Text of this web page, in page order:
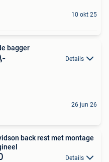
10 okt 25
bagger
Details
26 jun 26
back rest met montage
Details